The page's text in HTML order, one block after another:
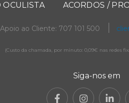
OCULISTA ACORDOS /
Apoio ao Cliente: 707 101 500
(Custo da chamada, por minuto: 0,09€ nas redes
Siga-nos em